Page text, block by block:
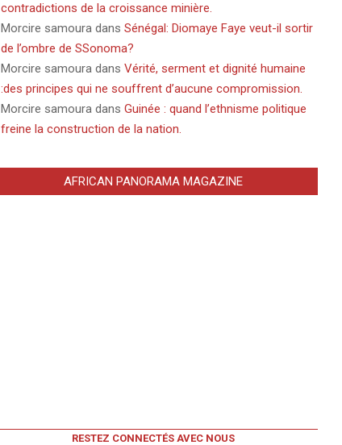
contradictions de la croissance minière.
Morcire samoura dans Sénégal: Diomaye Faye veut-il sortir
de l’ombre de SSonoma?
Morcire samoura dans Vérité, serment et dignité humaine
:des principes qui ne souffrent d’aucune compromission.
Morcire samoura dans Guinée : quand l’ethnisme politique
freine la construction de la nation.
AFRICAN PANORAMA MAGAZINE
RESTEZ CONNECTÉS AVEC NOUS